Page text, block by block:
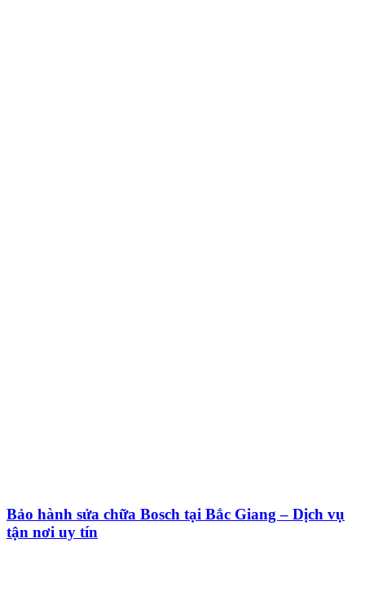
Bảo hành sửa chữa Bosch tại Bắc Giang – Dịch vụ
tận nơi uy tín